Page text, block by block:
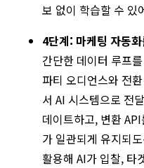
보 없이 학습할 수 있
4단계: 마케팅 자동
간단한 데이터 루프
파티 오디언스와 전
서 AI 시스템으로 전
데이트하고, 변환
가 일관되게 유지되
활용해 AI가 입찰, 타